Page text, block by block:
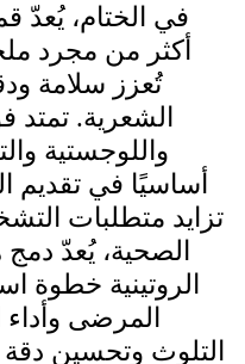
في الختام، يُعدّ
أكثر من مجرد
تُعزز سلامة
الشعرية. تمتد
واللوجستية
أساسيًا في تقديم
تزايد متطلبات
الصحية، يُعدّ
الروتينية خطوة
المرضى
التلوث وتحسين دقة